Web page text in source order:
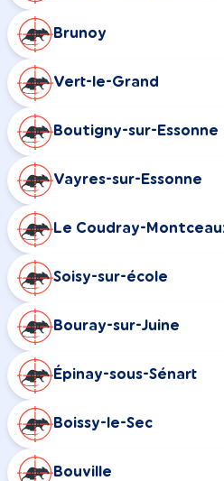
Brunoy
Vert-le-Grand
Boutigny-sur-Essonne
Vayres-sur-Essonne
Le Coudray-
Soisy-sur-école
Bouray-sur-Juine
Épinay-sous-Sénart
Boissy-le-Sec
Bouville